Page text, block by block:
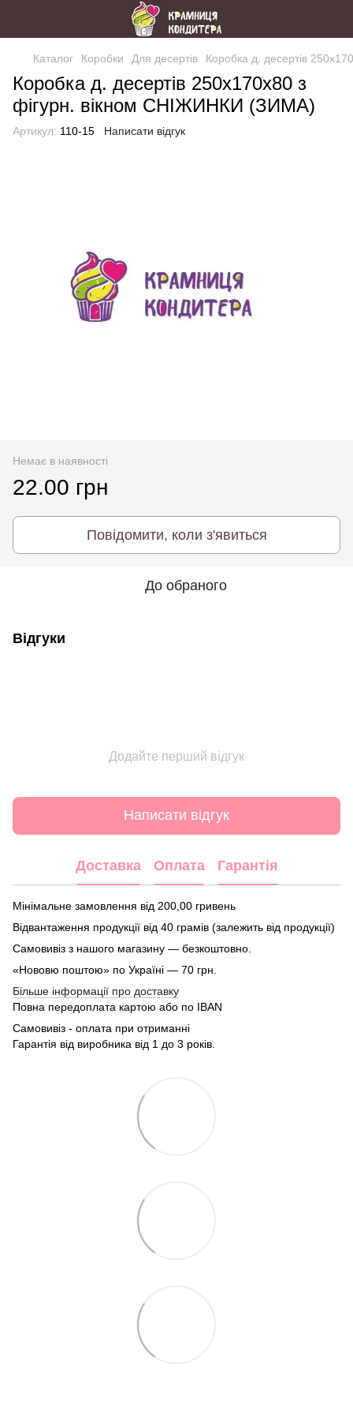
Каталог Коробки Для десертів Коробка д. десертів
Коробка д. десертів 250х170х80 з
фігурн. вікном СНІЖИНКИ (ЗИМА)
Артикул: 110-15 Написати відгук
Немає в наявності
22.00 грн
Повідомити, коли з'явиться
До обраного
Відгуки
Додайте перший відгук
Написати відгук
Доставка Оплата Гарантія
Мінімальне замовлення від 200,00 гривень
Відвантаження продукції від 40 грамів (залежить від продукції)
Самовивіз з нашого магазину — безкоштовно.
«Нововю поштою» по Україні — 70 грн.
Більше інформації про доставку
Повна передоплата картою або по IBAN
Самовивіз - оплата при отриманні
Гарантія від виробника від 1 до 3 років.